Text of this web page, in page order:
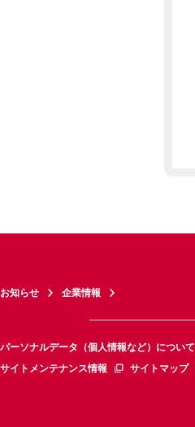
お知らせ 企業情報
パーソナルデータ（個人情報など）について
サイトメンテナンス情報
サイトマップ